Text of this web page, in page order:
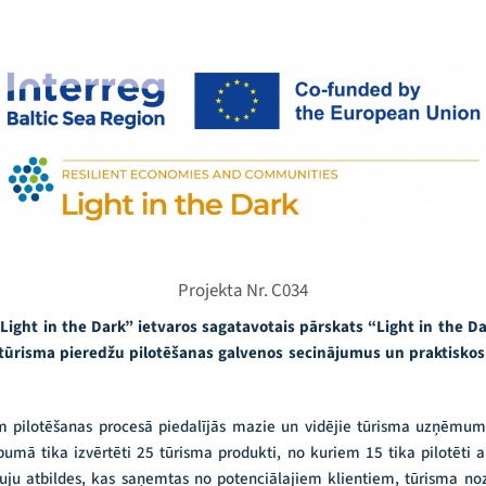
Projekta Nr. C034
in the Dark” ietvaros sagatavotais pārskats “Light in the
pieredžu pilotēšanas galvenos secinājumus un
pilotēšanas procesā piedalījās mazie un vidējie tūrisma
tika izvērtēti 25 tūrisma produkti, no kuriem 15 tika pilotēti
atbildes, kas saņemtas no potenciālajiem klientiem, tūrisma